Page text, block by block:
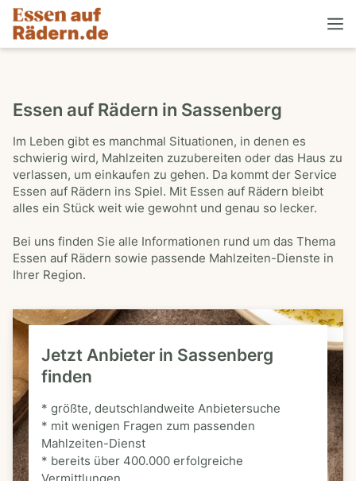
Essen auf Rädern in Sassenberg
Im Leben gibt es manchmal Situationen, in denen es
schwierig wird, Mahlzeiten zuzubereiten oder das Haus zu
verlassen, um einkaufen zu gehen. Da kommt der Service
Essen auf Rädern ins Spiel. Mit Essen auf Rädern bleibt
alles ein Stück weit wie gewohnt und genau so lecker.
Bei uns finden Sie alle Informationen rund um das Thema
Essen auf Rädern sowie passende Mahlzeiten-Dienste in
Ihrer Region.
Jetzt Anbieter in Sassenberg
finden
* größte, deutschlandweite Anbietersuche
* mit wenigen Fragen zum passenden
Mahlzeiten-Dienst
* bereits über 400.000 erfolgreiche